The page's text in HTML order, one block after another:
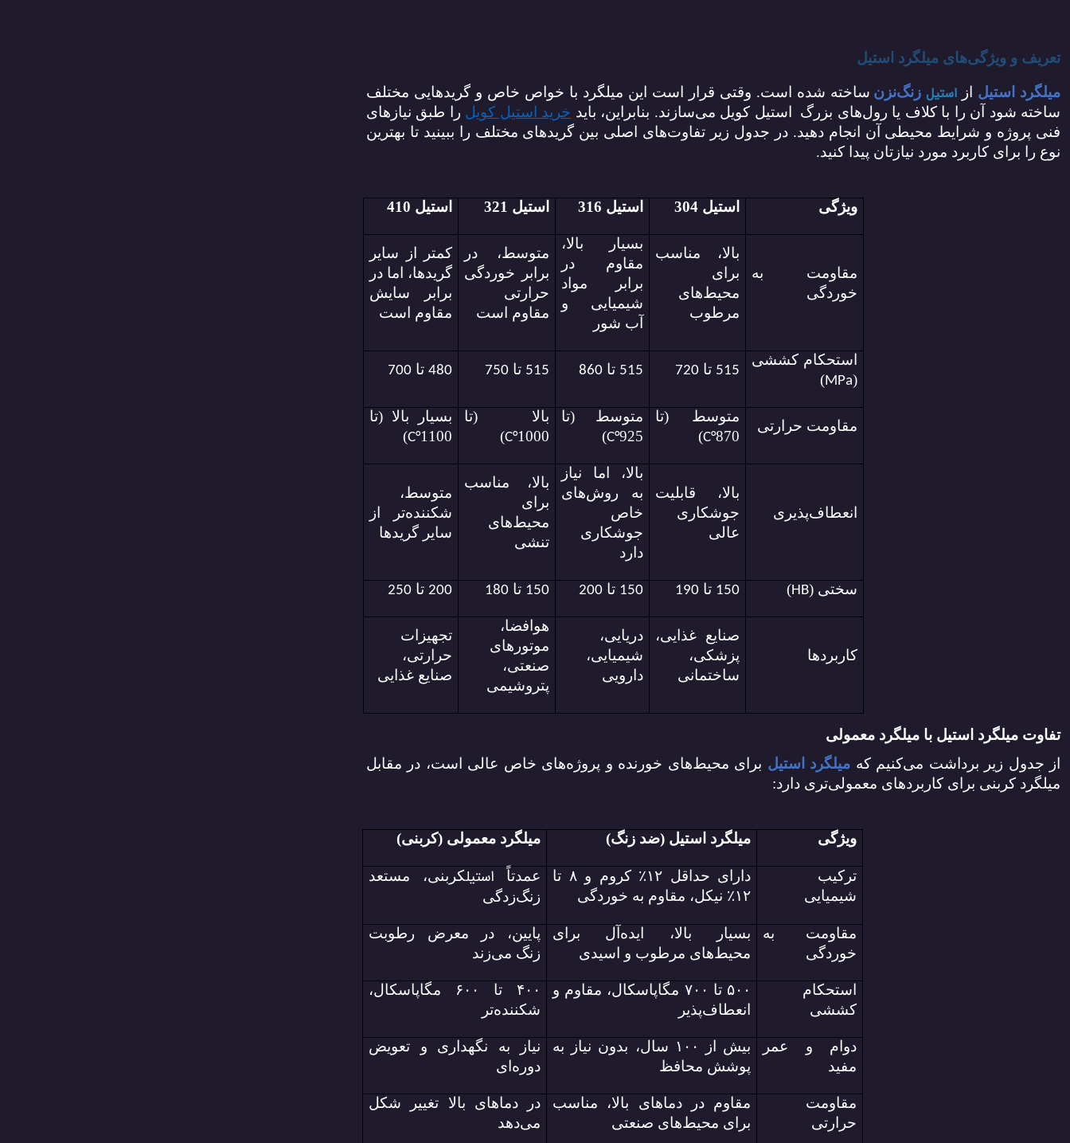
تعریف و ویژگی‌های میلگرد استیل
میلگرد استیل از استیل زنگ‌نزن ساخته شده است. وقتی قرار است این میلگرد با خواص خاص و گریدهایی مختلف
ساخته شود آن را باکلاف یا رول‌های بزرگ استیل کویل می‌سازند. بنابراین، باید خرید استیل کویل را طبق نیازهای
فنی پروژه و شرایط محیطی آن انجام دهید. در جدول زیر تفاوت‌های اصلی بین گریدهای مختلف را ببینید تا بهترین
نوع را برای کاربرد مورد نیازتان پیدا کنید.
ویژگی استیل 304 استیل 316 استیل 321 استیل 410
مقاومت به
خوردگی
بالا، مناسب
برای
محیط‌های
مرطوب
بسیار بالا،
مقاوم در
برابر مواد
شیمیایی و
آب شور
متوسط، در
برابر خوردگی
حرارتی
مقاوم است
کمتر از سایر
گریدها، اما در
برابر سایش
مقاوم است
استحکام کششی
(
MPa
)
515 تا 720
515 تا 860
515 تا 750
480 تا 700
مقاومت حرارتی
متوسط (تا
870
°
C
)
متوسط (تا
925
°
C
)
بالا (تا
1000
°
C
)
بسیار بالا (تا
1100
°
C
)
انعطاف‌پذیری
بالا، قابلیت
جوشکاری
عالی
بالا، اما نیاز
به روش‌های
خاص
جوشکاری
دارد
بالا، مناسب
برای
محیط‌های
تنشی
متوسط،
شکننده‌تر از
سایر گریدها
سختی (HB
)
150 تا 190
150 تا 200
150 تا 180
200 تا 250
کاربردها
صنایع غذایی،
پزشکی،
ساختمانی
دریایی،
شیمیایی،
دارویی
هوافضا،
موتورهای
صنعتی،
پتروشیمی
تجهیزات
حرارتی،
صنایع غذایی
تفاوت میلگرد استیل با میلگرد معمولی
از جدول زیر برداشت می‌کنیم که میلگرد استیل برای محیط‌های خورنده و پروژه‌های خاص عالی است، در مقابل
میلگرد کربنی برای کاربردهای معمولی‌تری دارد:
ویژگی میلگرد استیل (ضد زنگ) میلگرد معمولی (کربنی)
ترکیب
شیمیایی
دارای حداقل ۱۲ ٪
کروم و ۸ تا
۱۲٪ نیکل، مقاوم به خوردگی
عمدتاً استیلکربنی، مستعد
زنگ‌زدگی
مقاومت به
خوردگی
بسیار بالا، ایده‌آل برای
محیط‌های مرطوب و اسیدی
پایین، در معرض رطوبت
زنگ می‌زند
استحکام
کششی
۵۰۰ تا ۷۰۰ مگاپاسکال، مقاوم و
انعطاف‌پذیر
۴۰۰ تا ۶۰۰ مگاپاسکال،
شکننده‌تر
دوام و عمر
مفید
بیش از ۱۰۰ سال، بدون نیاز به
پوشش محافظ
نیاز به نگهداری و تعویض
دوره‌ای
مقاومت
حرارتی
مقاوم در دماهای بالا، مناسب
برای محیط‌های صنعتی
در دماهای بالا تغییر شکل
می‌دهد